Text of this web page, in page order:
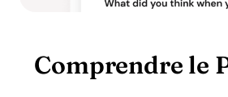
Comprendre le